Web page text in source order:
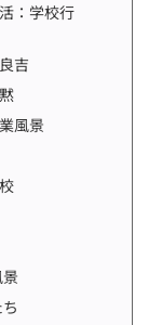
：学校行
吉
風景